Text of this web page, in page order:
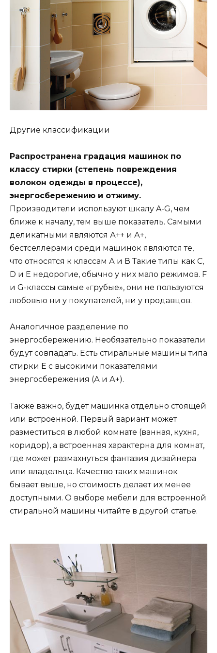
Другие классификации
Распространена градация машинок по
классу стирки (степень повреждения
волокон одежды в процессе),
энергосбережению и отжиму.
Производители используют шкалу A-G, чем
ближе к началу, тем выше показатель. Самыми
деликатными являются А++ и А+,
бестселлерами среди машинок являются те,
что относятся к классам А и В Такие типы как C,
D и E недорогие, обычно у них мало режимов. F
и G-классы самые «грубые», они не пользуются
любовью ни у покупателей, ни у продавцов.
Аналогичное разделение по
энергосбережению. Необязательно показатели
будут совпадать. Есть стиральные машины типа
стирки Е с высокими показателями
энергосбережения (А и А+).
Также важно, будет машинка отдельно стоящей
или встроенной. Первый вариант может
разместиться в любой комнате (ванная, кухня,
коридор), а встроенная характерна для комнат,
где может размахнуться фантазия дизайнера
или владельца. Качество таких машинок
бывает выше, но стоимость делает их менее
доступными. О выборе мебели для встроенной
стиральной машины читайте в другой статье.